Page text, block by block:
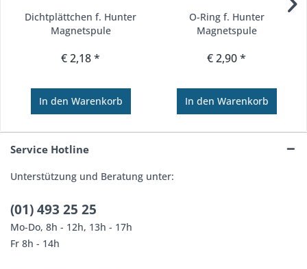
Dichtplättchen f. Hunter
Magnetspule
€ 2,18 *
In den Warenkorb
O-Ring f. Hunter
Magnetspule
€ 2,90 *
In den Warenkorb
Service Hotline
Unterstützung und Beratung unter:
(01) 493 25 25
Mo-Do, 8h - 12h, 13h - 17h
Fr 8h - 14h